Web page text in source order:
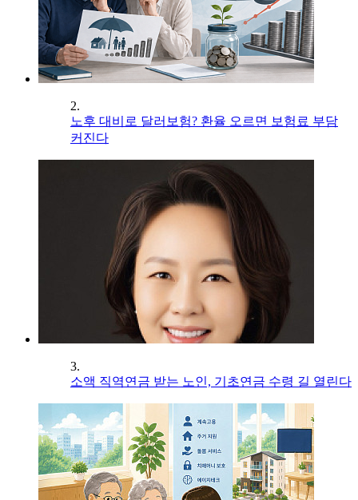
2.
노후 대비로 달러보험? 환율 오르면 보험료 부담
커진다
3.
소액 직역연금 받는 노인, 기초연금 수령 길 열린다